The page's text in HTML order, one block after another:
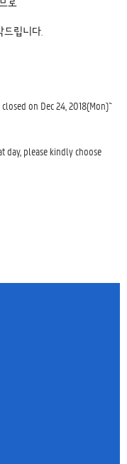
로
드립니다.
on Dec 24, 2018(Mon)~
day, please kindly choose